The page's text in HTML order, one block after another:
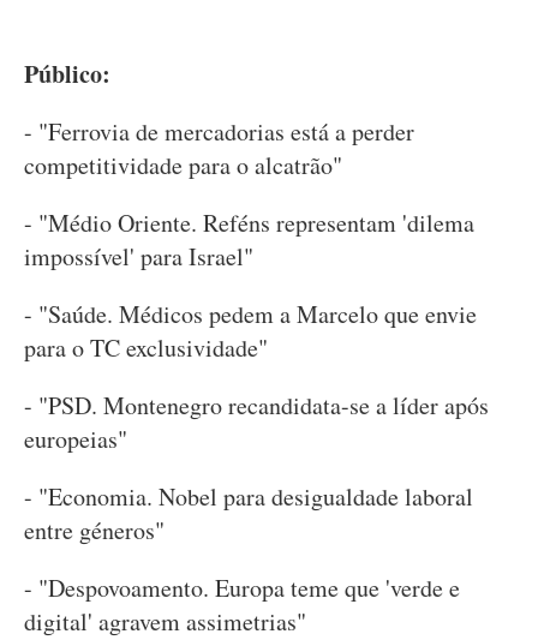
Público:
- "Ferrovia de mercadorias está a perder
competitividade para o alcatrão"
- "Médio Oriente. Reféns representam 'dilema
impossível' para Israel"
- "Saúde. Médicos pedem a Marcelo que envie
para o TC exclusividade"
- "PSD. Montenegro recandidata-se a líder após
europeias"
- "Economia. Nobel para desigualdade laboral
entre géneros"
- "Despovoamento. Europa teme que 'verde e
digital' agravem assimetrias"